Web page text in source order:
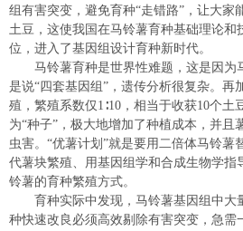
组有害突变，避免育种“走错路”，让大家
土豆，这使我国在马铃薯育种基础理论和
位，进入了基因组设计育种新时代。
马铃薯育种是世界性难题，这是因为
是说“四套基因组”，遗传分析很复杂。再
殖，繁殖系数仅1∶10，相当于收获10个土
为“种子”，极大地增加了种植成本，并且
虫害。“优薯计划”就是要用二倍体马铃薯
代薯块繁殖、用基因组学和合成生物学指
铃薯的育种繁殖方式。
育种实际中发现，马铃薯基因组中大
种快速改良必须高效剔除有害突变，急需